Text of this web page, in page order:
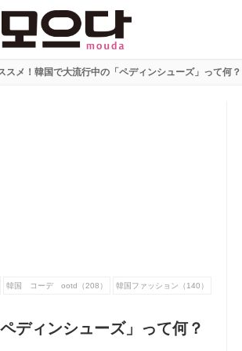
スメ！韓国で大流行中の「ペディンシューズ」って何？
韓国 コーデ ootd（208） 韓国ファッション（140）
ディンシューズ」って何？